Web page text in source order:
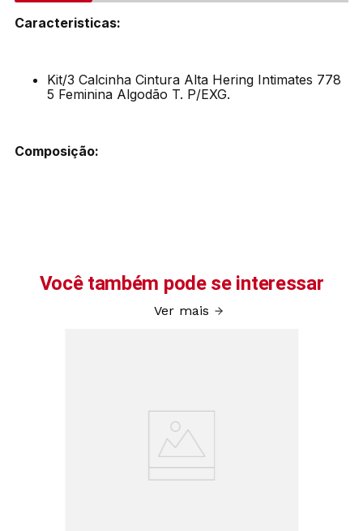
Caracteristicas:
Kit/3 Calcinha Cintura Alta Hering Intimates 778
5 Feminina Algodão T. P/EXG.
Composição:
Você também pode se interessar
Ver mais